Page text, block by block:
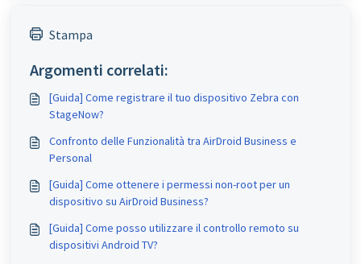
Stampa
Argomenti correlati:
[Guida] Come registrare il tuo dispositivo Zebra con
StageNow?
Confronto delle Funzionalità tra AirDroid Business e
Personal
[Guida] Come ottenere i permessi non-root per un
dispositivo su AirDroid Business?
[Guida] Come posso utilizzare il controllo remoto su
dispositivi Android TV?